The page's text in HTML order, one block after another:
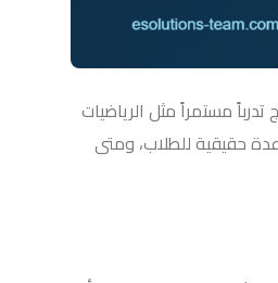
مستمراً مثل الرياضيات
حقيقية للطلاب، ومتى